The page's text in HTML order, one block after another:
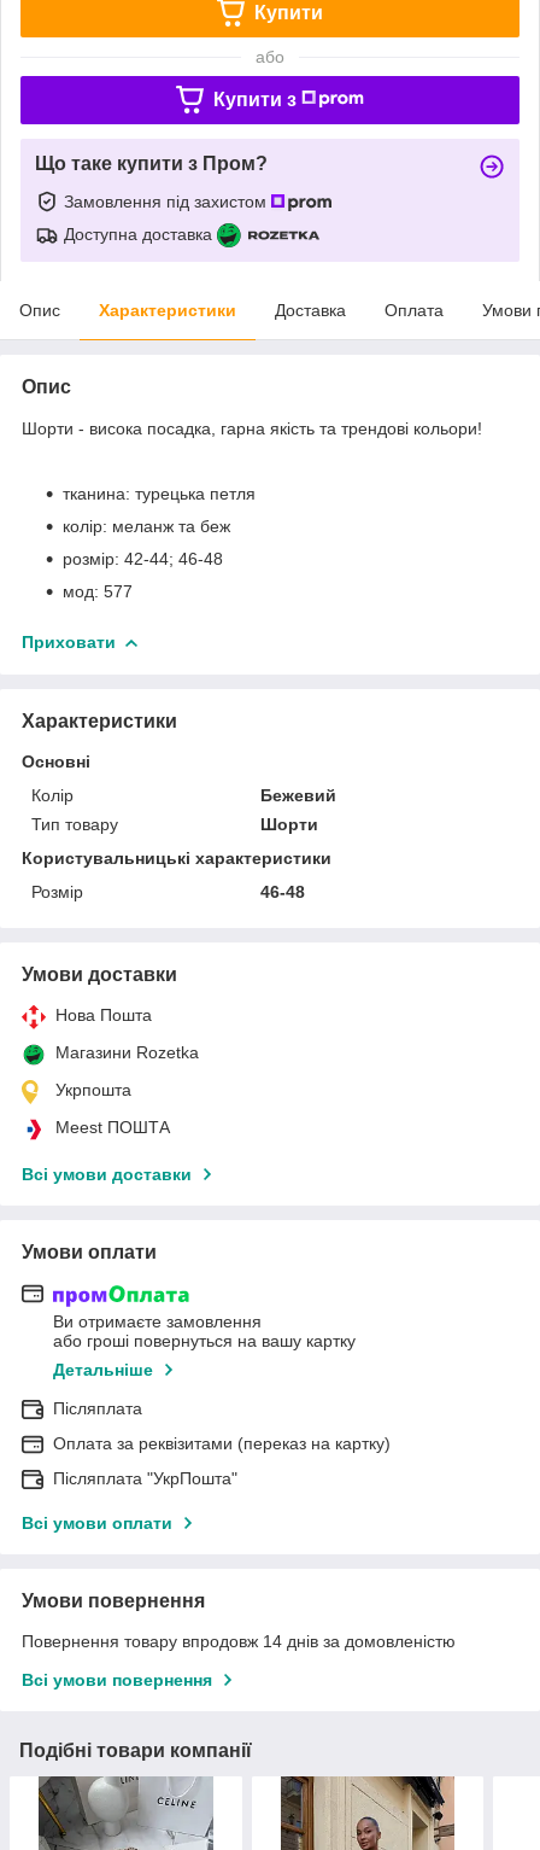
Купити
або
Купити з
Що таке купити з Пром?
Замовлення під захистом
Доступна доставка
Опис Характеристики Доставка Оплата Умови
Опис
Шорти - висока посадка, гарна якість та трендові кольори!
тканина: турецька петля
колір: меланж та беж
розмір: 42-44; 46-48
мод: 577
Приховати
Характеристики
Основні
Колір
Бежевий
Тип товару
Шорти
Користувальницькі характеристики
Розмір
46-48
Умови доставки
Нова Пошта
Магазини Rozetka
Укрпошта
Meest ПОШТА
Всі умови доставки
Умови оплати
Ви отримаєте замовлення
або гроші повернуться на вашу картку
Детальніше
Післяплата
Оплата за реквізитами (переказ на картку)
Післяплата "УкрПошта"
Всі умови оплати
Умови повернення
Повернення товару впродовж 14 днів за домовленістю
Всі умови повернення
Подібні товари компанії